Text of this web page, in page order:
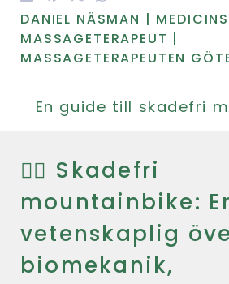
DANIEL NÄSMAN |
MASSAGETERAPEUT |
MASSAGETERAPEUTEN
En guide till skadefri
🚴‍♂️ Skadefri
mountainbike:
vetenskaplig
biomekanik,